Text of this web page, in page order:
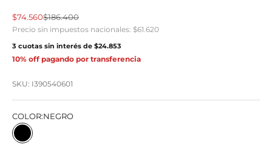
Precio de oferta
$74.560Precio normal
$186.400
Precio sin impuestos nacionales: $61.620
3 cuotas sin interés de $24.853
10% off pagando por transferencia
SKU: I390540601
COLOR:NEGRO
NEGRO